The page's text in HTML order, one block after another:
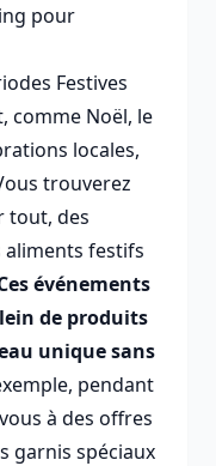
pour
Festives
comme Noël, le
locales,
trouverez
tout, des
festifs
événements
de produits
unique sans
pendant
à des offres
garnis spéciaux